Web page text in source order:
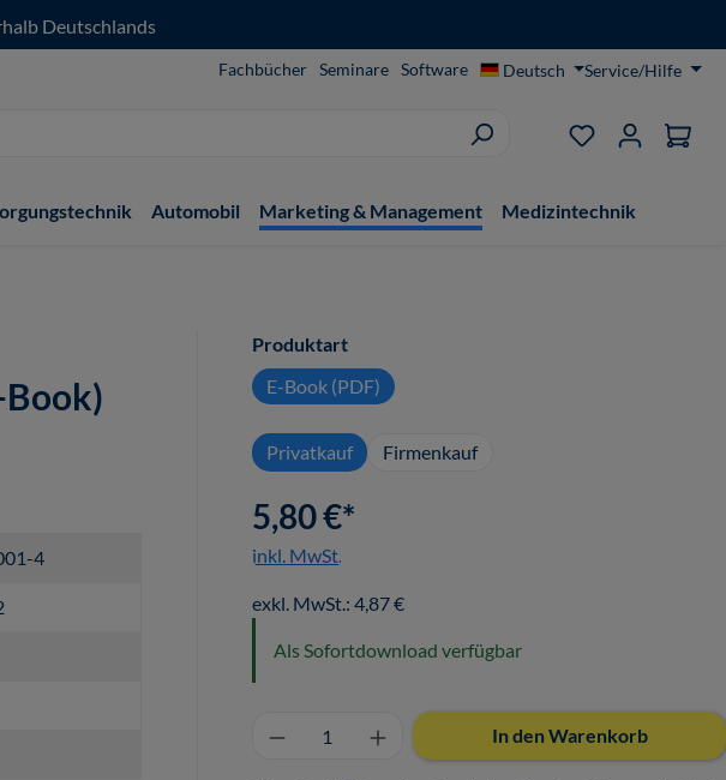
Deutschlands
Fachbücher Seminare Software Deutsch Service/Hilfe
Du hast 0
Automobil Marketing & Management Medizintechnik
Book)
4
Produktartauswählen
E-Book (PDF)
Privatkauf Firmenkauf
5,80 €*
inkl. MwSt.
exkl. MwSt.: 4,87 €
Als Sofortdownload verfügbar
Produkt Anzahl: Gib denIn den Warenkorb